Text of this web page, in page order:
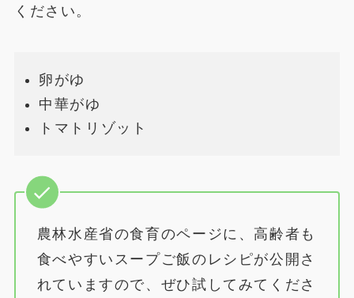
ください。
卵がゆ
中華がゆ
トマトリゾット
農林水産省の食育のページに、高齢者も
食べやすいスープご飯のレシピが公開さ
れていますので、ぜひ試してみてくださ